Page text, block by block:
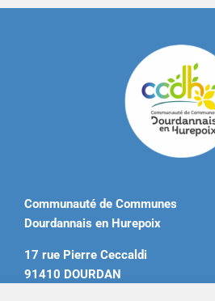
Communauté de Communes
Dourdannais en Hurepoix
17 rue Pierre Ceccaldi
91410 DOURDAN